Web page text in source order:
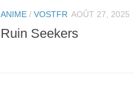
ANIME / VOSTFR AOÛT 27, 2025
Ruin Seekers